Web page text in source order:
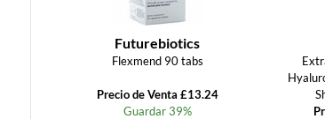
Futurebiotics
Flexmend 90 tabs
Precio de Venta £13.24
Guardar 39%